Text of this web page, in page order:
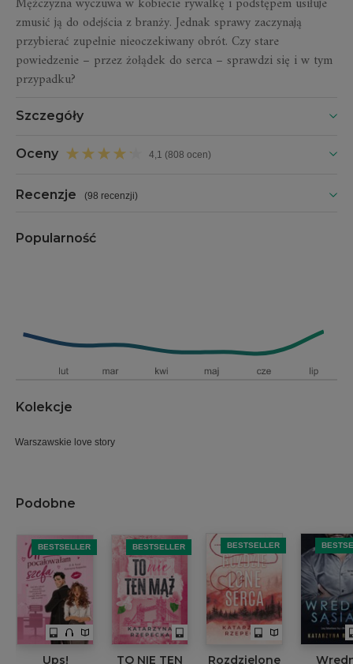
zmusić ją do odejścia z branży. Jednak sprawy zaczynają
przybierać zupełnie nieoczekiwany obrót. Czy stare
powiedzenie – przez żołądek do serca – sprawdzi się i w tym
przypadku?
Szczegóły
Oceny 4,1 (808 ocen)
Recenzje (98 recenzji)
Popularność
Kolekcje
Warszawskie love story
Podobne
BESTSELLER
Ups!
BESTSELLER
TO NIE TEN
BESTSELLER
Rozdzielone